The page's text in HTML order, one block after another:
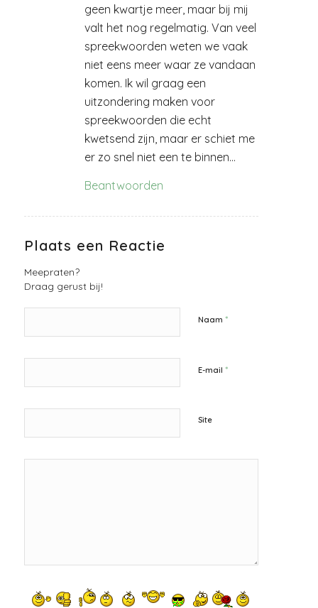
geen kwartje meer, maar bij mij
valt het nog regelmatig. Van veel
spreekwoorden weten we vaak
niet eens meer waar ze vandaan
komen. Ik wil graag een
uitzondering maken voor
spreekwoorden die echt
kwetsend zijn, maar er schiet me
er zo snel niet een te binnen…
Beantwoorden
Plaats een Reactie
Meepraten?
Draag gerust bij!
Naam *
E-mail *
Site